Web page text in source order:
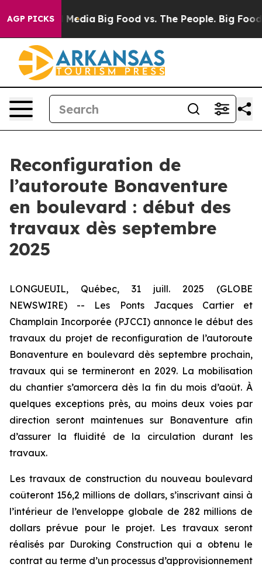
AGP PICKS
Social Media Big Food vs. The People. Big Food’s
Reconfiguration de
l’autoroute Bonaventure
en boulevard : début des
travaux dès septembre
2025
LONGUEUIL, Québec, 31 juill. 2025 (GLOBE
NEWSWIRE) -- Les Ponts Jacques Cartier et
Champlain Incorporée (PJCCI) annonce le début des
travaux du projet de reconfiguration de l’autoroute
Bonaventure en boulevard dès septembre prochain,
travaux qui se termineront en 2029. La mobilisation
du chantier s’amorcera dès la fin du mois d’août. À
quelques exceptions près, au moins deux voies par
direction seront maintenues sur Bonaventure afin
d’assurer la fluidité de la circulation durant les
travaux.
Les travaux de construction du nouveau boulevard
coûteront 156,2 millions de dollars, s’inscrivant ainsi à
l’intérieur de l’enveloppe globale de 282 millions de
dollars prévue pour le projet. Les travaux seront
réalisés par Duroking Construction qui a obtenu le
contrat au terme d’un processus d’approvisionnement